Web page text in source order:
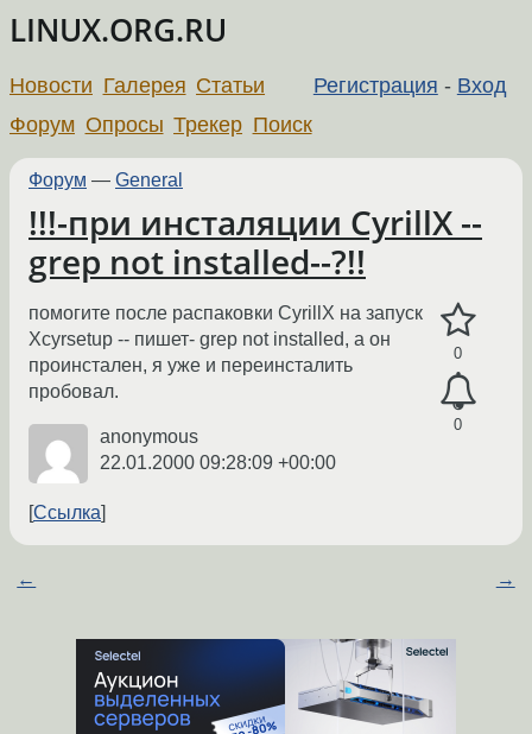
LINUX.ORG.RU
Регистрация - Вход
Новости Галерея Статьи
Форум Опросы Трекер Поиск
Форум — General
!!!-при инсталяции CyrillX --
grep not installed--?!!
0
0
помогите после распаковки CyrillX на запуск
Xcyrsetup -- пишет- grep not installed, а он
проинстален, я уже и переинсталить
пробовал.
anonymous
22.01.2000 09:28:09 +00:00
Ссылка
← →